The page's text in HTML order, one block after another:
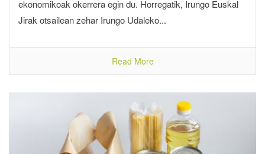
ekonomikoak okerrera egin du. Horregatik, Irungo Euskal
Jirak otsailean zehar Irungo Udaleko...
Read More